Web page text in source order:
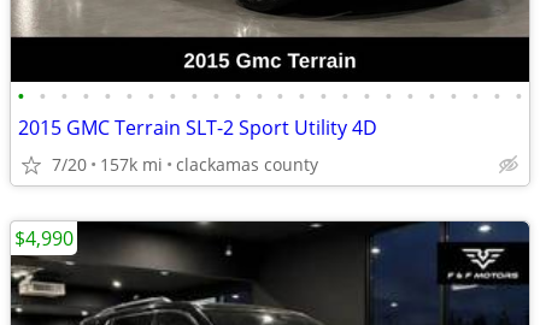
• • • • • • • • • • • • • • • • • • • • • • • •
2015 GMC Terrain SLT-2 Sport Utility 4D
7/20 157k mi clackamas county
$4,990